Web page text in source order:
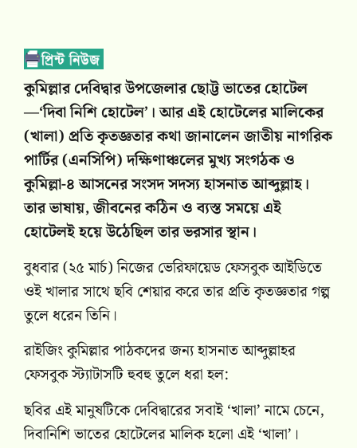
কুমিল্লার দেবিদ্বার উপজেলার ছোট্ট ভাতের হোটেল
—‘দিবা নিশি হোটেল’। আর এই হোটেলের মালিকের
(খালা) প্রতি কৃতজ্ঞতার কথা জানালেন জাতীয় নাগরিক
পার্টির (এনসিপি) দক্ষিণাঞ্চলের মুখ্য সংগঠক ও
কুমিল্লা-৪ আসনের সংসদ সদস্য হাসনাত আব্দুল্লাহ।
তার ভাষায়, জীবনের কঠিন ও ব্যস্ত সময়ে এই
হোটেলই হয়ে উঠেছিল তার ভরসার স্থান।
বুধবার (২৫ মার্চ) নিজের ভেরিফায়েড ফেসবুক আইডিতে
ওই খালার সাথে ছবি শেয়ার করে তার প্রতি কৃতজ্ঞতার গল্প
তুলে ধরেন তিনি।
রাইজিং কুমিল্লার পাঠকদের জন্য হাসনাত আব্দুল্লাহর
ফেসবুক স্ট্যাটাসটি হুবহু তুলে ধরা হল:
ছবির এই মানুষটিকে দেবিদ্বারের সবাই ‘খালা’ নামে চেনে,
দিবানিশি ভাতের হোটেলের মালিক হলো এই ‘খালা’।